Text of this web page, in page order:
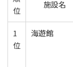
位
施設名
1
位
海遊館